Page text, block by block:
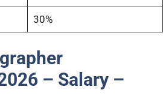
30%
– Salary –